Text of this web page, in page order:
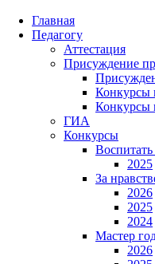
Главная
Педагогу
Аттестация
Присуждение
Конкурсы
Конкурсы
ГИА
Конкурсы
Воспитать
2025
За
2026
2025
2024
Мастер
2026